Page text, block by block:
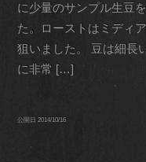
に少量のサンプル生豆
た。ローストはミディ
狙いました。 豆は細長
に非常 […]
公開日2014/10/16